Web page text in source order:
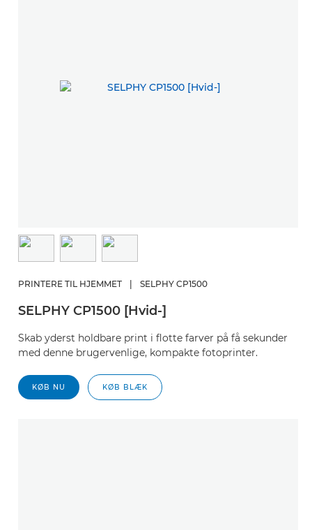
PRINTERE TIL HJEMMET SELPHY CP1500
SELPHY CP1500 [Hvid-]
Skab yderst holdbare print i flotte farver på få sekunder
med denne brugervenlige, kompakte fotoprinter.
KØB NU KØB BLÆK